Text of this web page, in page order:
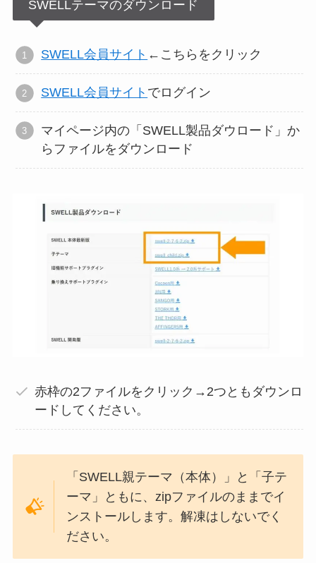
SWELLテーマのダウンロード
SWELL会員サイト ←こちらをクリック
SWELL会員サイト でログイン
マイページ内の「SWELL製品ダウロード」か
らファイルをダウンロード
赤枠の2ファイルをクリック→2つともダウンロ
ードしてください。
「SWELL親テーマ（本体）」と「子テ
ーマ」ともに、zipファイルのままでイ
ンストールします。解凍はしないでく
ださい。